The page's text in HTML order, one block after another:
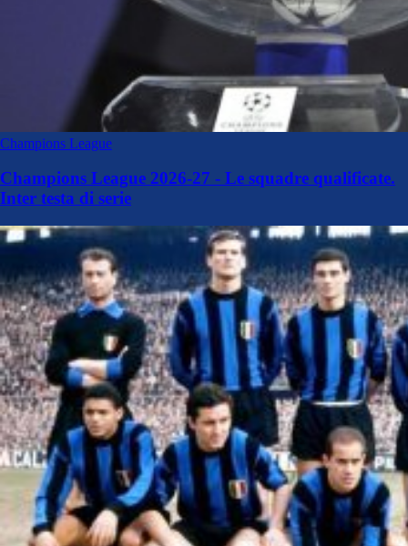
Champions League
Champions League 2026-27 - Le squadre qualificate.
Inter testa di serie